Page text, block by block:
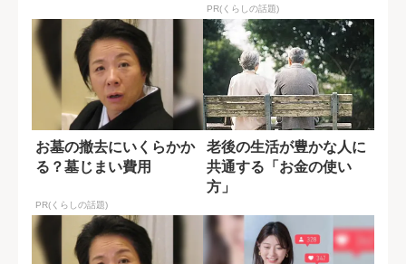
PR(くらしの話題)
お墓の撤去にいくらかか
る？墓じまい費用
PR(くらしの話題)
老後の生活が豊かな人に
共通する「お金の使い
方」